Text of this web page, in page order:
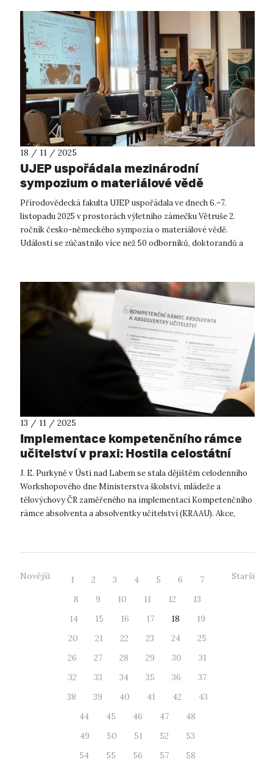
18 / 11 / 2025
UJEP uspořádala mezinárodní
sympozium o materiálové vědě
Přírodovědecká fakulta UJEP uspořádala ve dnech 6.–7.
listopadu 2025 v prostorách výletního zámečku Větruše 2.
ročník česko-německého sympozia o materiálové vědě.
Události se zúčastnilo více než 50 odborníků, doktorandů a
13 / 11 / 2025
Implementace kompetenčního rámce
učitelství v praxi: Hostila celostátní
workshop MŠMT
J. E. Purkyně v Ústí nad Labem se stala dějištěm celodenního
Workshopového dne Ministerstva školství, mládeže a
tělovýchovy ČR zaměřeného na implementaci Kompetenčního
rámce absolventa a absolventky učitelství (KRAAU). Akce,
Novější 1 2 3 4 5 6
7
8
9 10 11 12
13
14
15 16 17 18
19
20
21 22 23 24
25
26
27 28 29 30
31
32
33 34 35 36
37
38
39 40 41 42
43
44
45 46 47
48
49
50 51 52
53
54
55 56 57
58
Starší